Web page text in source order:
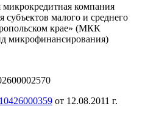
микрокредитная компания
малого и среднего
крае» (МКК
микрофинансирования)
от 12.08.2011 г.